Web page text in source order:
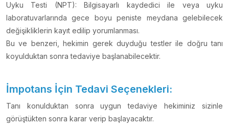
Uyku Testi (NPT): Bilgisayarlı kaydedici ile veya uyku
laboratuvarlarında gece boyu peniste meydana gelebilecek
değişikliklerin kayıt edilip yorumlanması.
Bu ve benzeri, hekimin gerek duyduğu testler ile doğru tanı
koyulduktan sonra tedaviye başlanabilecektir.
İmpotans İçin Tedavi Seçenekleri:
Tanı konulduktan sonra uygun tedaviye hekiminiz sizinle
görüştükten sonra karar verip başlayacaktır.